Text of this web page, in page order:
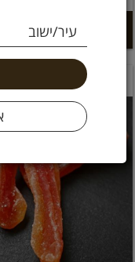
עיר/ישוב
הוספה לסל +